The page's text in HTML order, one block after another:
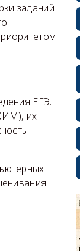
заданий
ЕГЭ.
их